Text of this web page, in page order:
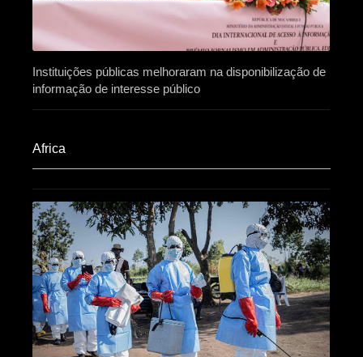
Instituições públicas melhoraram na disponibilização de
informação de interesse público
Africa​